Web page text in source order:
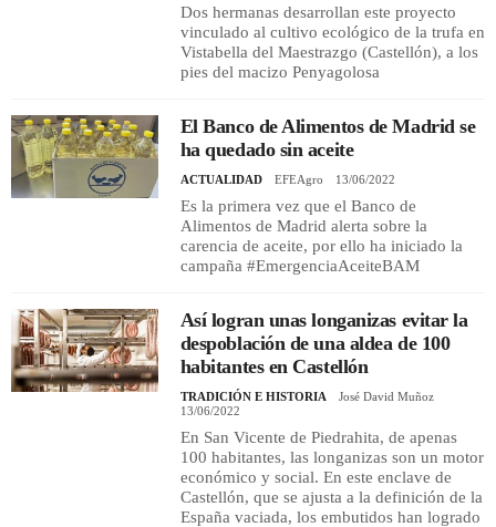
Dos hermanas desarrollan este proyecto
vinculado al cultivo ecológico de la trufa en
Vistabella del Maestrazgo (Castellón), a los
pies del macizo Penyagolosa
El Banco de Alimentos de Madrid se
ha quedado sin aceite
ACTUALIDAD EFEAgro 13/06/2022
Es la primera vez que el Banco de
Alimentos de Madrid alerta sobre la
carencia de aceite, por ello ha iniciado la
campaña #EmergenciaAceiteBAM
Así logran unas longanizas evitar la
despoblación de una aldea de 100
habitantes en Castellón
TRADICIÓN E HISTORIA
José David Muñoz
13/06/2022
En San Vicente de Piedrahita, de apenas
100 habitantes, las longanizas son un motor
económico y social. En este enclave de
Castellón, que se ajusta a la definición de la
España vaciada, los embutidos han logrado